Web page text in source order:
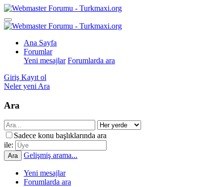
Ana Sayfa
Forumlar
Yeni mesajlar Forumlarda ara
Giriş Kayıt ol
Neler yeni Ara
Ara
Sadece konu başlıklarında ara
ile:
Ara Gelişmiş arama...
Yeni mesajlar
Forumlarda ara